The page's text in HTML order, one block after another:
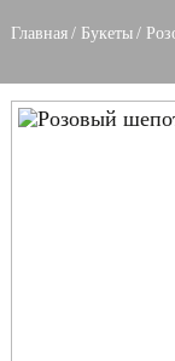
Главная / Букеты /